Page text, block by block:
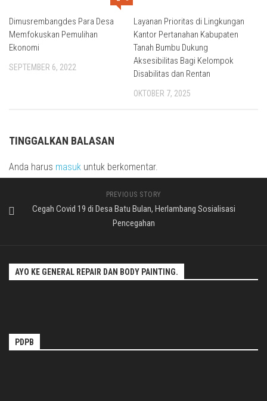
Dimusrembangdes Para Desa
Memfokuskan Pemulihan
Ekonomi
SEPTEMBER 6, 2022
Layanan Prioritas di Lingkungan
Kantor Pertanahan Kabupaten
Tanah Bumbu Dukung
Aksesibilitas Bagi Kelompok
Disabilitas dan Rentan
OKTOBER 7, 2025
TINGGALKAN BALASAN
Anda harus masuk untuk berkomentar.
PREVIOUS STORY
Cegah Covid 19 di Desa Batu Bulan, Herlambang Sosialisasi
Pencegahan
AYO KE GENERAL REPAIR DAN BODY PAINTING.
PDPB